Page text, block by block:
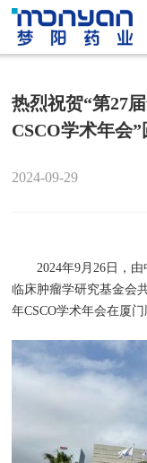
热烈祝贺“第27
CSCO学术年会”
2024-09-29
2024年9月26日，
临床肿瘤学研究基金会
年CSCO学术年会在厦门